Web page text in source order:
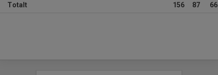
Totalt 156 87 66